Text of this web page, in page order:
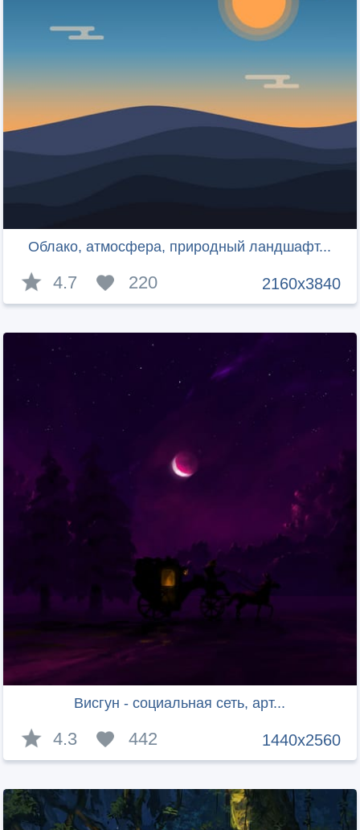
Облако, атмосфера, природный ландшафт...
2160x3840
4.7 220
Висгун - социальная сеть, арт...
1440x2560
4.3 442